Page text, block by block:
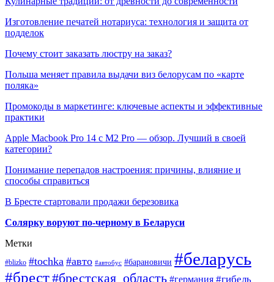
Изготовление печатей нотариуса: технология и защита от
подделок
Почему стоит заказать люстру на заказ?
Польша меняет правила выдачи виз белорусам по «карте
поляка»
Промокоды в маркетинге: ключевые аспекты и эффективные
практики
Apple Macbook Pro 14 с M2 Pro — обзор. Лучший в своей
категории?
Понимание перепадов настроения: причины, влияние и
способы справиться
В Бресте стартовали продажи березовика
Солярку воруют по-черному в Беларуси
Метки
#blizko #tochka #авто #автобус #барановичи #беларусь
#брест#брестская_область #германия #гибель